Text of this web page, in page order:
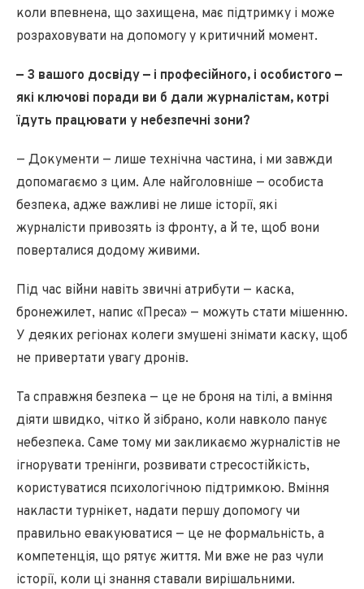
коли впевнена, що захищена, має підтримку і може
розраховувати на допомогу у критичний момент.
— З вашого досвіду — і професійного, і особистого —
які ключові поради ви б дали журналістам, котрі
їдуть працювати у небезпечні зони?
— Документи — лише технічна частина, і ми завжди
допомагаємо з цим. Але найголовніше — особиста
безпека, адже важливі не лише історії, які
журналісти привозять із фронту, а й те, щоб вони
поверталися додому живими.
Під час війни навіть звичні атрибути — каска,
бронежилет, напис «Преса» — можуть стати мішенню.
У деяких регіонах колеги змушені знімати каску, щоб
не привертати увагу дронів.
Та справжня безпека — це не броня на тілі, а вміння
діяти швидко, чітко й зібрано, коли навколо панує
небезпека. Саме тому ми закликаємо журналістів не
ігнорувати тренінги, розвивати стресостійкість,
користуватися психологічною підтримкою. Вміння
накласти турнікет, надати першу допомогу чи
правильно евакуюватися — це не формальність, а
компетенція, що рятує життя. Ми вже не раз чули
історії, коли ці знання ставали вирішальними.